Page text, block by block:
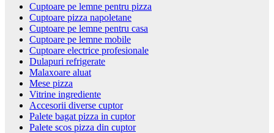
Cuptoare pe lemne pentru pizza
Cuptoare pizza napoletane
Cuptoare pe lemne pentru casa
Cuptoare pe lemne mobile
Cuptoare electrice profesionale
Dulapuri refrigerate
Malaxoare aluat
Mese pizza
Vitrine ingrediente
Accesorii diverse cuptor
Palete bagat pizza in cuptor
Palete scos pizza din cuptor